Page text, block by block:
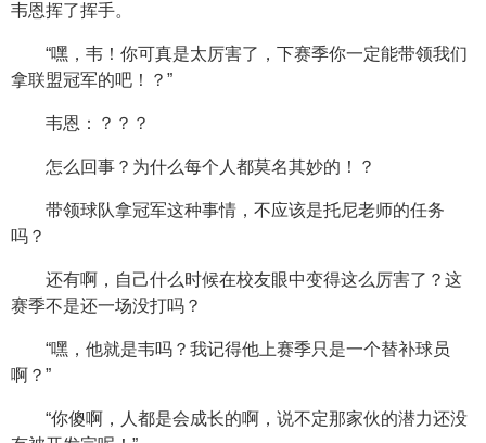
韦恩挥了挥手。
“嘿，韦！你可真是太厉害了，下赛季你一定能带领我们
拿联盟冠军的吧！？”
韦恩：？？？
怎么回事？为什么每个人都莫名其妙的！？
带领球队拿冠军这种事情，不应该是托尼老师的任务
吗？
还有啊，自己什么时候在校友眼中变得这么厉害了？这
赛季不是还一场没打吗？
“嘿，他就是韦吗？我记得他上赛季只是一个替补球员
啊？”
“你傻啊，人都是会成长的啊，说不定那家伙的潜力还没